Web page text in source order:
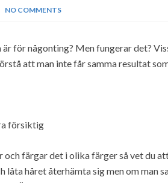
NO COMMENTS
för någonting? Men fungerar det?
att man inte får samma resultat
försiktig
färgar det i olika färger så vet du
låta håret återhämta sig men om man